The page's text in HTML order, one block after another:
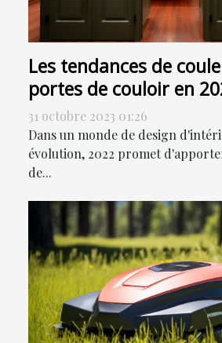
Les tendances de
portes de couloir en
31 octobre 2023 01:26
Dans un monde de design
évolution, 2022 promet
de...